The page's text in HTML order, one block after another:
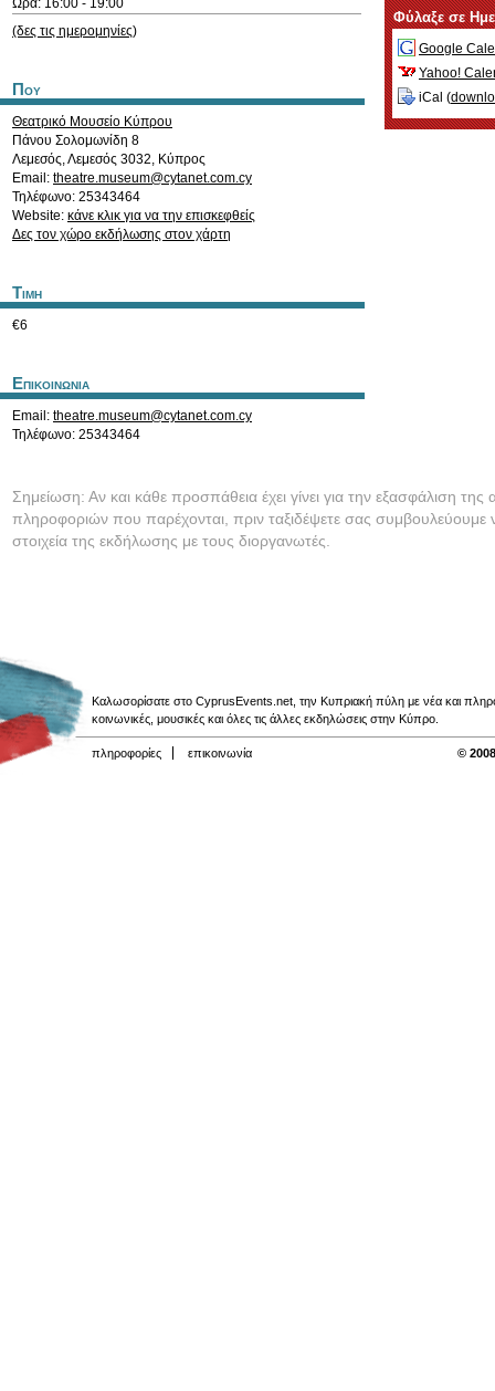
Ώρα: 16:00 - 19:00
(δες τις ημερομηνίες)
Που
Θεατρικό Μουσείο Κύπρου
Πάνου Σολομωνίδη 8
Λεμεσός,Λεμεσός 3032, Κύπρος
Email: theatre.museum@cytanet.com.cy
Τηλέφωνο: 25343464
Website: κάνε κλικ για να την επισκεφθείς
Δες τον χώρο εκδήλωσης στον χάρτη
Τιμη
€6
Επικοινωνια
Email: theatre.museum@cytanet.com.cy
Τηλέφωνο: 25343464
Φύλαξε σε
Google
Yahoo!
iCal (
Σημείωση: Αν και κάθε προσπάθεια έχει γίνει για την εξασφάλιση της
πληροφοριών που παρέχονται, πριν ταξιδέψετε σας συμβουλεύουμε
στοιχεία της εκδήλωσης με τους διοργανωτές.
Καλωσορίσατε στο CyprusEvents.net, την Κυπριακή πύλη με νέα και
κοινωνικές, μουσικές και όλες τις άλλες εκδηλώσεις στην Κύπρο.
πληροφορίες επικοινωνία ©